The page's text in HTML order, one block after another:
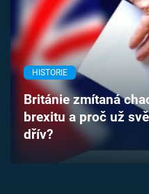
Pořady
TV Program
Časopis
Sledujte prima+
Přihlášení
HISTORIE
Británie zmítaná
brexitu a proč už
dřív?